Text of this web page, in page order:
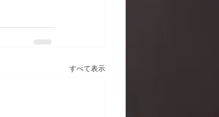
すべて表示